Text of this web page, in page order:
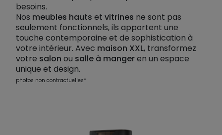
besoins.
Nos meubles hauts et vitrines ne sont pas
seulement fonctionnels, ils apportent une
touche contemporaine et de sophistication à
votre intérieur. Avec maison XXL, transformez
votre salon ou salle à mangeren un espace
unique et design.
photos non contractuelles*